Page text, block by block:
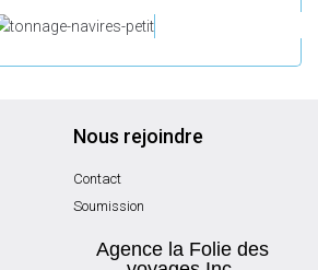
Nous rejoindre
Contact
Soumission
Agence la Folie des